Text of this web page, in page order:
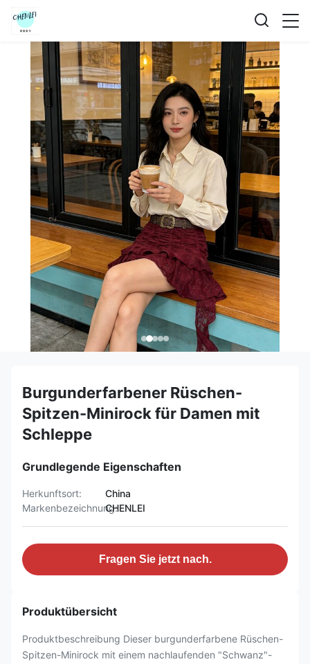
Burgunderfarbener Rüschen-
Spitzen-Minirock für Damen mit
Schleppe
Grundlegende Eigenschaften
Herkunftsort:
China
Markenbezeichnung:CHENLEI
Fragen Sie jetzt nach.
Produktübersicht
Produktbeschreibung Dieser burgunderfarbene Rüschen-
Spitzen-Minirock mit einem nachlaufenden "Schwanz"-